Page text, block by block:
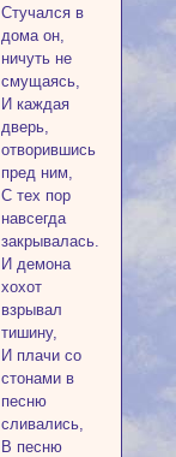
Стучался в
дома он,
ничуть не
смущаясь,
И каждая
дверь,
отворившись
пред ним,
С тех пор
навсегда
закрывалась.
И демона
хохот
взрывал
тишину,
И плачи со
стонами в
песню
сливались,
В песню